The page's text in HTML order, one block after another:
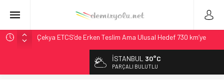
Çekya ETCS’de Erken Teslim Ama Ulusal Hedef 730 km’ye
České dráhy 101 Yaşındaki Buharlıyı Šumava Seferlerine
İSTANBUL 30°C
PARÇALI BULUTLU